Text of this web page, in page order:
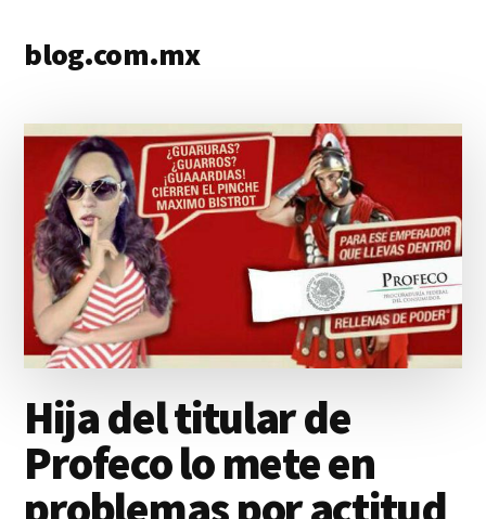
blog.com.mx
blogs
Hija del titular de
Profeco lo mete en